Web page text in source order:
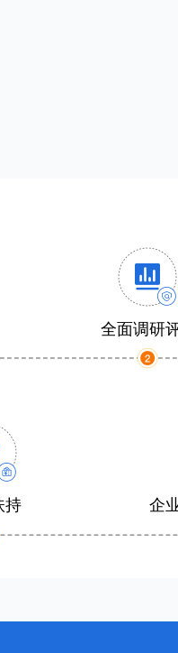
全面调研
持 企